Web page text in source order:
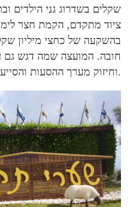
שקלים בשדרוג גני הילדים
ציוד מתקדם, הקמת חצר
בהשקעה של כחצי מיליון
חובה. המועצה שמה דגש גם
וחיזוק מערך ההסעות והסייעות.